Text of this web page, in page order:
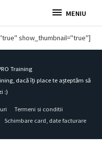
MENIU
MENIU
show_thumbnail="true"]
Training
dacă îți place te așteptăm să
:)
Termeni si conditii
Schimbare card, date facturare